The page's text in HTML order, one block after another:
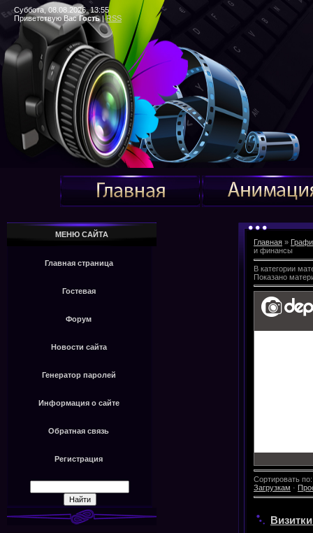
Суббота, 08.08.2026, 13:55
Приветствую Вас Гость|RSS
МЕНЮ САЙТА
Главная страница
Гостевая
Форум
Новости сайта
Генератор паролей
Информация о сайте
Обратная связь
Регистрация
Главная »
и финансы
В категории
Показано
Сортировать по
Загрузкам ·